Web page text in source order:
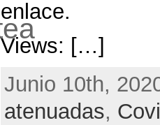
enlace.
Views: […]
Junio 10th,
atenuadas,